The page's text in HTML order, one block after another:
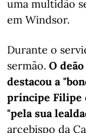
uma multidão
em Windsor.
Durante o
sermão. O
destacou a
príncipe Filipe
"pela sua
arcebispo da